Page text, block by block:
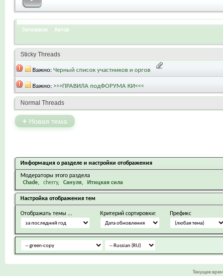
Заголовок Автор
Sticky Threads
Важно: Черный список участников и оргов
Важно: >>>ПРАВИЛА подФОРУМА КИ<<<
Normal Threads
+ Новая тема
Информация о разделе и настройки отображения
Модераторы этого раздела
Chade
cherry Сануля Итицкая сила
Настройка отображения тем
Отображать темы ... Критерий сортировки: Префикс
Текущее